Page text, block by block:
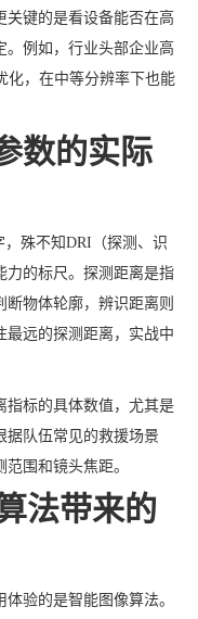
关键的是看设备能否在高
。例如，行业头部企业高
化，在中等分辨率下也能
数的实际
殊不知DRI（探测、识
力的标尺。探测距离是指
物体轮廓，辨识距离则
最远的探测距离，实战中
指标的具体数值，尤其是
据队伍常见的救援场景
围和镜头焦距。
法带来的
验的是智能图像算法。